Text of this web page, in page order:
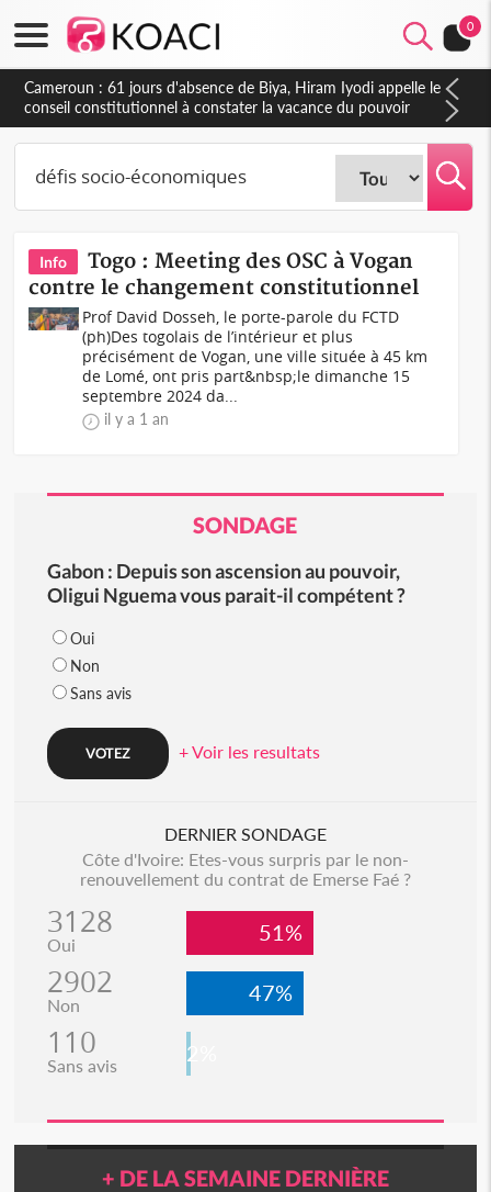
0
Cameroun : 61 jours d'absence de Biya, Hiram Iyodi appelle le
conseil constitutionnel à constater la vacance du pouvoir
Info
Togo : Meeting des OSC à Vogan
contre le changement constitutionnel
Prof David Dosseh, le porte-parole du FCTD
(ph)Des togolais de l’intérieur et plus
précisément de Vogan, une ville située à 45 km
de Lomé, ont pris part&nbsp;le dimanche 15
septembre 2024 da...
il y a 1 an
SONDAGE
Gabon : Depuis son ascension au pouvoir,
Oligui Nguema vous parait-il compétent ?
Oui
Non
Sans avis
+ Voir les resultats
DERNIER SONDAGE
Côte d'Ivoire: Etes-vous surpris par le non-
renouvellement du contrat de Emerse Faé ?
3128
Oui 51%
2902
Non 47%
110
Sans avis 2%
+ DE LA SEMAINE DERNIÈRE